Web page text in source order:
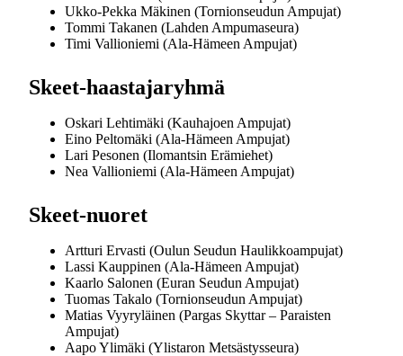
Ukko-Pekka Mäkinen (Tornionseudun Ampujat)
Tommi Takanen (Lahden Ampumaseura)
Timi Vallioniemi (Ala-Hämeen Ampujat)
Skeet-haastajaryhmä
Oskari Lehtimäki (Kauhajoen Ampujat)
Eino Peltomäki (Ala-Hämeen Ampujat)
Lari Pesonen (Ilomantsin Erämiehet)
Nea Vallioniemi (Ala-Hämeen Ampujat)
Skeet-nuoret
Artturi Ervasti (Oulun Seudun Haulikkoampujat)
Lassi Kauppinen (Ala-Hämeen Ampujat)
Kaarlo Salonen (Euran Seudun Ampujat)
Tuomas Takalo (Tornionseudun Ampujat)
Matias Vyyryläinen (Pargas Skyttar – Paraisten
Ampujat)
Aapo Ylimäki (Ylistaron Metsästysseura)